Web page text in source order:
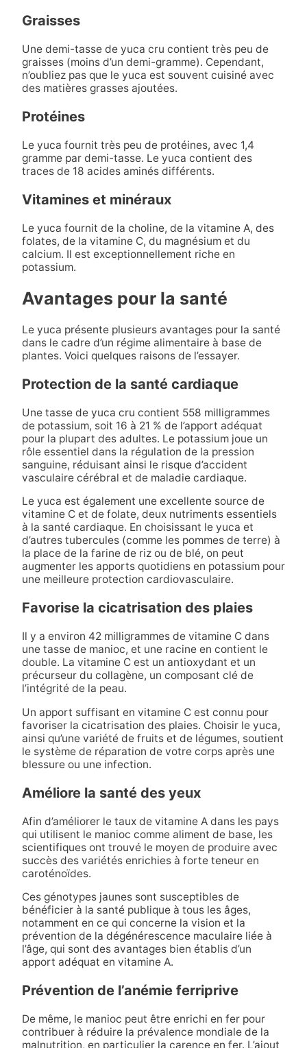
Graisses
Une demi-tasse de yuca cru contient très peu de
graisses (moins d’un demi-gramme). Cependant,
n’oubliez pas que le yuca est souvent cuisiné avec
des matières grasses ajoutées.
Protéines
Le yuca fournit très peu de protéines, avec 1,4
gramme par demi-tasse. Le yuca contient des
traces de 18 acides aminés différents.
Vitamines et minéraux
Le yuca fournit de la choline, de la vitamine A, des
folates, de la vitamine C, du magnésium et du
calcium. Il est exceptionnellement riche en
potassium.
Avantages pour la santé
Le yuca présente plusieurs avantages pour la santé
dans le cadre d’un régime alimentaire à base de
plantes. Voici quelques raisons de l’essayer.
Protection de la santé cardiaque
Une tasse de yuca cru contient 558 milligrammes
de potassium, soit 16 à 21 % de l’apport adéquat
pour la plupart des adultes. Le potassium joue un
rôle essentiel dans la régulation de la pression
sanguine, réduisant ainsi le risque d’accident
vasculaire cérébral et de maladie cardiaque.
Le yuca est également une excellente source de
vitamine C et de folate, deux nutriments essentiels
à la santé cardiaque. En choisissant le yuca et
d’autres tubercules (comme les pommes de terre) à
la place de la farine de riz ou de blé, on peut
augmenter les apports quotidiens en potassium pour
une meilleure protection cardiovasculaire.
Favorise la cicatrisation des plaies
Il y a environ 42 milligrammes de vitamine C dans
une tasse de manioc, et une racine en contient le
double. La vitamine C est un antioxydant et un
précurseur du collagène, un composant clé de
l’intégrité de la peau.
Un apport suffisant en vitamine C est connu pour
favoriser la cicatrisation des plaies. Choisir le yuca,
ainsi qu’une variété de fruits et de légumes, soutient
le système de réparation de votre corps après une
blessure ou une infection.
Améliore la santé des yeux
Afin d’améliorer le taux de vitamine A dans les pays
qui utilisent le manioc comme aliment de base, les
scientifiques ont trouvé le moyen de produire avec
succès des variétés enrichies à forte teneur en
caroténoïdes.
Ces génotypes jaunes sont susceptibles de
bénéficier à la santé publique à tous les âges,
notamment en ce qui concerne la vision et la
prévention de la dégénérescence maculaire liée à
l’âge, qui sont des avantages bien établis d’un
apport adéquat en vitamine A.
Prévention de l’anémie ferriprive
De même, le manioc peut être enrichi en fer pour
contribuer à réduire la prévalence mondiale de la
malnutrition, en particulier la carence en fer. L’ajout